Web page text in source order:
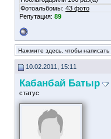
Фотоальбомы: 43 фото
Репутация: 89
Нажмите здесь, чтобы
10.02.2011, 15:11
Кабанбай Батыр
статус